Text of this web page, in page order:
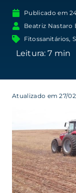
Publicado em
Beatriz Nastaro
Fitossanitários,
Atualizado em 27/